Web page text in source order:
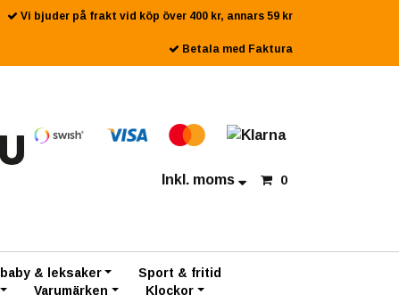
Vi bjuder på frakt vid köp över 400 kr, annars 59 kr
Betala med Faktura
Inkl. moms 0
& leksaker
Sport & fritid
Varumärken Klockor